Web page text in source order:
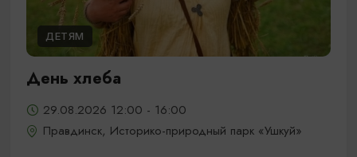
ДЕТЯМ
День хлеба
29.08.2026 12:00 - 16:00
Правдинск, Историко-природный парк «Ушкуй»